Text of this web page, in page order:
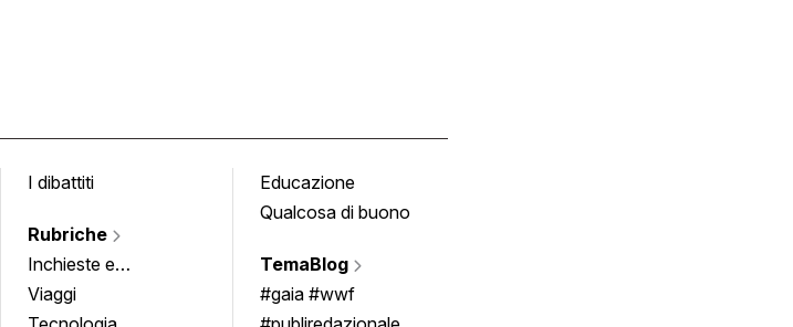
I dibattiti
Rubriche
Inchieste e
approfondimenti
Viaggi
Educazione
Qualcosa di buono
TemaBlog
#gaia #wwf